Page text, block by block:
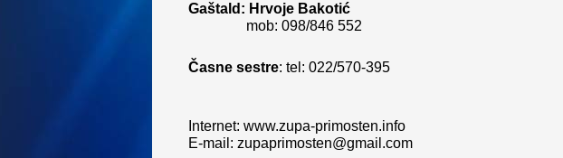
Gaštald: Hrvoje Bakotić
mob: 098/846 552
Časne sestre: tel: 022/570-395
Internet: www.zupa-primosten.info
E-mail: zupaprimosten@gmail.com